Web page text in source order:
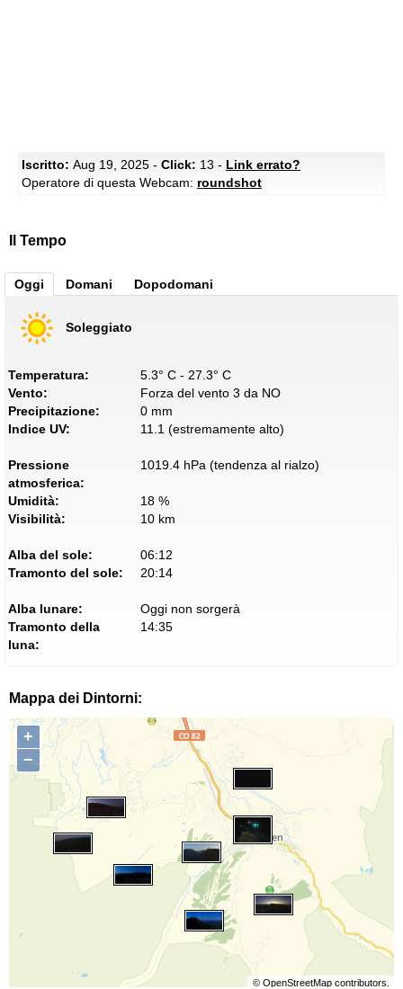
Iscritto: Aug 19, 2025 - Click: 13 - Link errato?
Operatore di questa Webcam: roundshot
Il Tempo
Oggi Domani Dopodomani
Soleggiato
Temperatura:
5.3° C - 27.3° C
Vento:
Forza del vento 3 da NO
Precipitazione:
0 mm
Indice UV:
11.1 (estremamente alto)
Pressione
atmosferica:
1019.4 hPa (tendenza al rialzo)
Umidità:
18 %
Visibilità:
10 km
Alba del sole:
06:12
Tramonto del sole:
20:14
Alba lunare:
Oggi non sorgerà
Tramonto della
luna:
14:35
Mappa dei Dintorni:
+
−
© OpenStreetMapcontributors.